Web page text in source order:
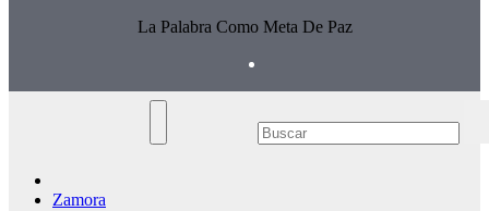
La Palabra Como Meta De Paz
Zamora